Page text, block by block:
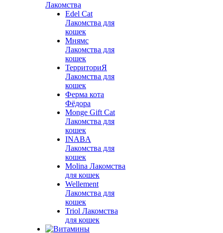
Лакомства
Edel Cat
Лакомства для
кошек
Мнямс
Лакомства для
кошек
ТерриториЯ
Лакомства для
кошек
Ферма кота
Фёдора
Monge Gift Cat
Лакомства для
кошек
INABA
Лакомства для
кошек
Molina Лакомства
для кошек
Wellement
Лакомства для
кошек
Triol Лакомства
для кошек